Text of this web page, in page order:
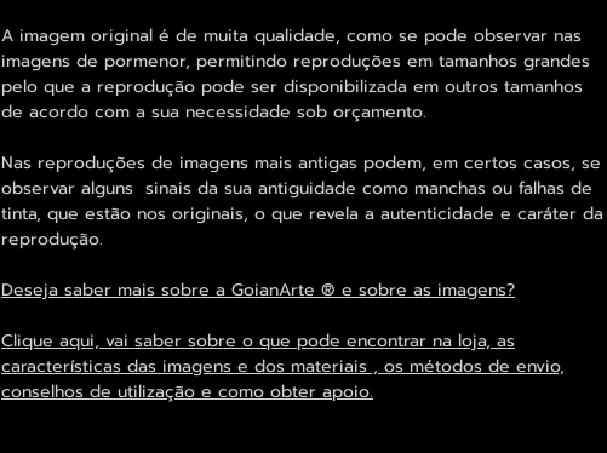
A imagem original é de muita qualidade, como se pode observar nas
imagens de pormenor, permitindo reproduções em tamanhos grandes
pelo que a reprodução pode ser disponibilizada em outros tamanhos
de acordo com a sua necessidade sob orçamento.
Nas reproduções de imagens mais antigas podem, em certos casos, se
observar alguns sinais da sua antiguidade como manchas ou falhas de
tinta, que estão nos originais, o que revela a autenticidade e caráter da
reprodução.
Deseja saber mais sobre a GoianArte ® e sobre as imagens?
Clique aqui, vai saber sobre o que pode encontrar na loja, as
características das imagens e dos materiais , os métodos de envio,
conselhos de utilização e como obter apoio.